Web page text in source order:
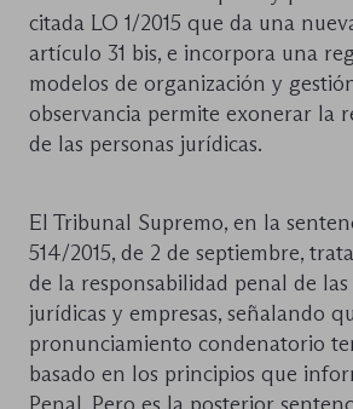
citada LO 1/2015 que da una
artículo 31 bis, e incorpora una
modelos de organización y
observancia permite exonerar la
de las personas jurídicas.
El Tribunal Supremo, en la
514/2015, de 2 de septiembre,
de la responsabilidad penal de las
jurídicas y empresas, señalando
pronunciamiento condenatorio
basado en los principios que
Penal. Pero es la posterior